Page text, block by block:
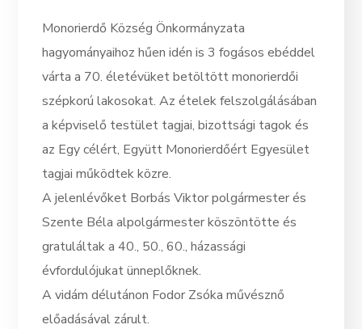
Monorierdő Község Önkormányzata
hagyományaihoz hűen idén is 3 fogásos ebéddel
várta a 70. életévüket betöltött monorierdői
szépkorú lakosokat. Az ételek felszolgálásában
a képviselő testület tagjai, bizottsági tagok és
az Egy célért, Együtt Monorierdőért Egyesület
tagjai működtek közre.
A jelenlévőket Borbás Viktor polgármester és
Szente Béla alpolgármester köszöntötte és
gratuláltak a 40., 50., 60., házassági
évfordulójukat ünneplőknek.
Avidám délutánon Fodor Zsóka művésznő
előadásával zárult.